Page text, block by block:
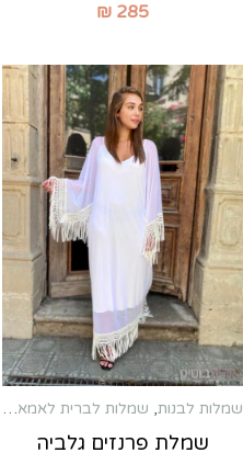
₪ 285
,שמלות כלה שניה ,שמלות
שמלות לבנות, שמלות לברית לאמא,
שמלת פרנזים גלביה